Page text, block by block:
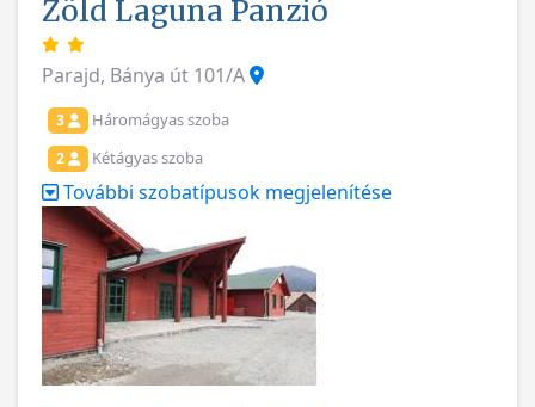
Zöld Laguna Panzió
Parajd, Bánya út 101/A
3 Háromágyas szoba
2 Kétágyas szoba
További szobatípusok megjelenítése